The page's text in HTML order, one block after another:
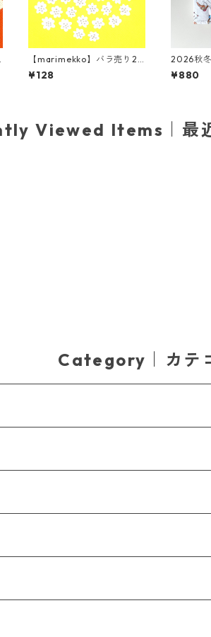
【marimekko】バラ売り2
枚 ランチサイズ ペーパーナ
プキン PUKETTI パステルイ
¥128
2026秋
イズ ペー
YING
¥880
Viewed Items｜最
Category｜カテ